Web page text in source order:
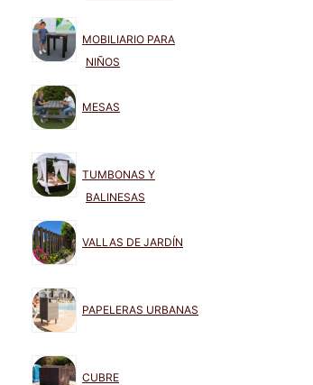
MOBILIARIO PARA
NIÑOS
MESAS
TUMBONAS Y
BALINESAS
VALLAS DE JARDÍN
PAPELERAS URBANAS
CUBRE